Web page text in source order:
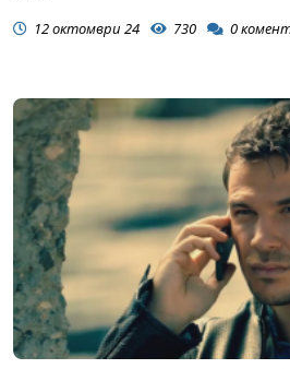
12 октомври 24 730 0